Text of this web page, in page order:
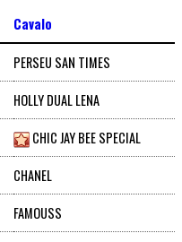
Cavalo
PERSEU SAN TIMES
HOLLY DUAL LENA
CHIC JAY BEE SPECIAL
CHANEL
FAMOUSS